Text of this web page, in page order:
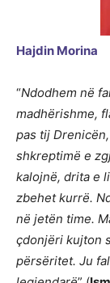
Hajdin Morina
“Ndodhem në
madhërishme,
pas tij
shkreptimë e
kalojnë, drita e
zbehet kurrë.
në jetën time.
çdonjëri kujton
përsëritet. Ju